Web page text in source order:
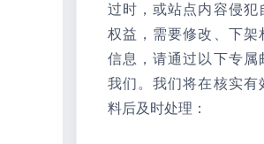
过时，或站点内容侵犯
权益，需要修改、下架
信息，请通过以下专属
我们。我们将在核实有
料后及时处理：